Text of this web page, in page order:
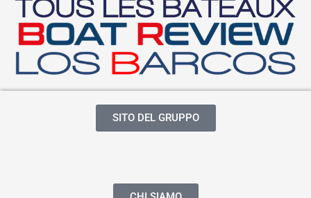
SITO DEL GRUPPO